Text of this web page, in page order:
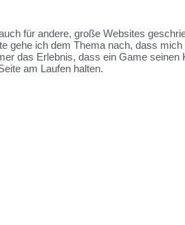
für andere, große Websites
gehe ich dem Thema nach, dass
das Erlebnis, dass ein Game seinen
am Laufen halten.